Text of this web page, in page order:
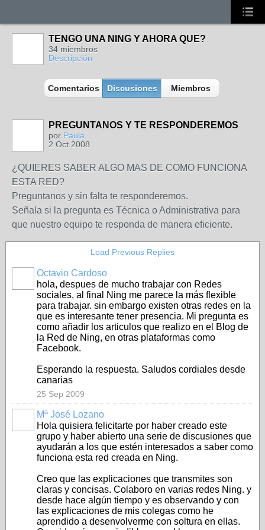
TENGO UNA NING Y AHORA QUE?
34 miembros
Descripción
Comentarios Discusiones Miembros
PREGUNTANOS Y TE RESPONDEREMOS
por Paula
2 Oct 2008
¿QUIERES SABER ALGO MAS DE COMO FUNCIONA
ESTA RED?
Preguntanos y sin falta te responderemos.
Señala si la pregunta es Técnica o Administrativa para
que nuestro equipo te responda de manera eficiente.
Load Previous Replies
Octavio Cardoso
hola, despues de mucho trabajar con Redes
sociales, al final Ning me parece la más flexible
para trabajar. sin embargo existen otras redes en la
que es interesante tener presencia. Mi pregunta es
como añadir los articulos que realizo en el Blog de
la Red de Ning, en otras plataformas como
Facebook.
Esperando la respuesta. Saludos cordiales desde
canarias
25 Sep 2009
Mª José Lozano
Hola quisiera felicitarte por haber creado este
grupo y haber abierto una serie de discusiones que
ayudarán a los que estén interesados a saber como
funciona esta red creada en Ning.
Creo que las explicaciones que transmites son
claras y concisas. Colaboro en varias redes Ning. y
desde hace algún tiempo y es observando y con
las explicaciones de mis colegas como he
aprendido a desenvolverme con soltura en ellas.